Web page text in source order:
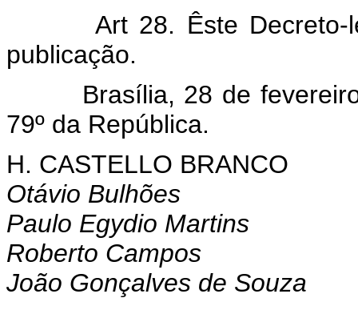
Art 28. Êste Decreto-lei
publicação.
Brasília, 28 de fevereiro
79º da República.
H. CASTELLO BRANCO
Otávio Bulhões
Paulo Egydio Martins
Roberto Campos
João Gonçalves de Souza